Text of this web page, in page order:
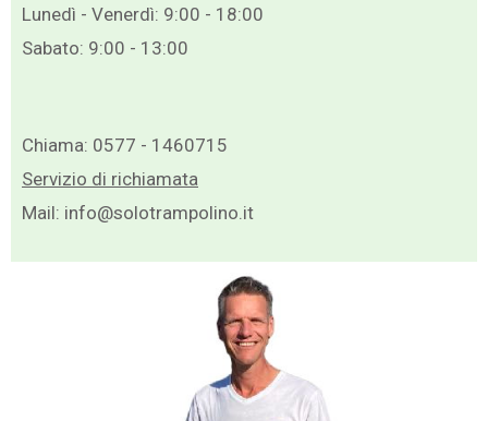
Lunedì - Venerdì: 9:00 - 18:00
Sabato: 9:00 - 13:00
Chiama: 0577 - 1460715
Servizio di richiamata
Mail: info@solotrampolino.it